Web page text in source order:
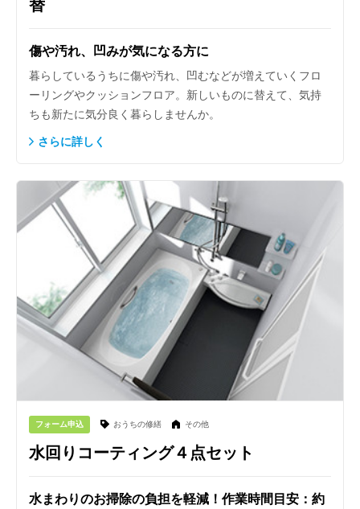
替
傷や汚れ、凹みが気になる方に
暮らしているうちに傷や汚れ、凹むなどが増えていくフロ
ーリングやクッションフロア。新しいものに替えて、気持
ちも新たに気分良く暮らしませんか。
さらに詳しく
フォーム申込 おうちの修繕 その他
水回りコーティング４点セット
水まわりのお掃除の負担を軽減！作業時間目安：約